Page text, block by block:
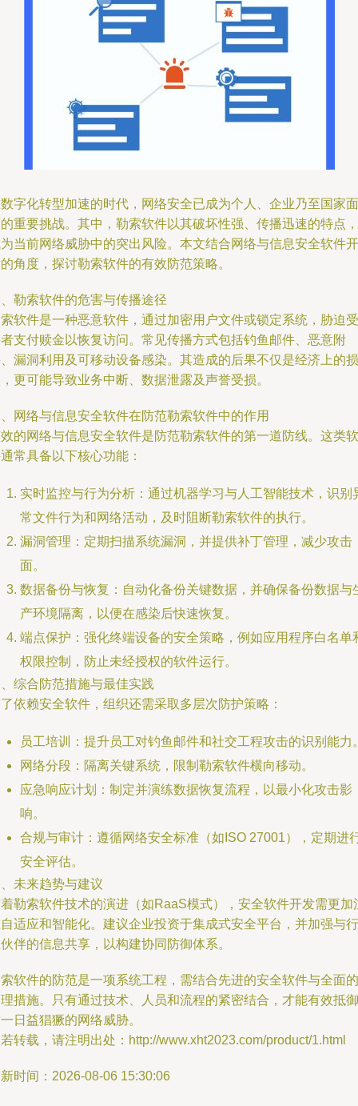
字化转型加速的时代，网络安全已成为个人、企业乃至国家面
重要挑战。其中，勒索软件以其破坏性强、传播迅速的特点，
当前网络威胁中的突出风险。本文结合网络与信息安全软件开
角度，探讨勒索软件的有效防范策略。
勒索软件的危害与传播途径
软件是一种恶意软件，通过加密用户文件或锁定系统，胁迫受
支付赎金以恢复访问。常见传播方式包括钓鱼邮件、恶意附
漏洞利用及可移动设备感染。其造成的后果不仅是经济上的损
更可能导致业务中断、数据泄露及声誉受损。
网络与信息安全软件在防范勒索软件中的作用
的网络与信息安全软件是防范勒索软件的第一道防线。这类软
常具备以下核心功能：
实时监控与行为分析：通过机器学习与人工智能技术，识别
常文件行为和网络活动，及时阻断勒索软件的执行。
漏洞管理：定期扫描系统漏洞，并提供补丁管理，减少攻击
面。
数据备份与恢复：自动化备份关键数据，并确保备份数据与
产环境隔离，以便在感染后快速恢复。
端点保护：强化终端设备的安全策略，例如应用程序白名单
权限控制，防止未经授权的软件运行。
综合防范措施与最佳实践
依赖安全软件，组织还需采取多层次防护策略：
员工培训：提升员工对钓鱼邮件和社交工程攻击的识别能力
网络分段：隔离关键系统，限制勒索软件横向移动。
应急响应计划：制定并演练数据恢复流程，以最小化攻击影
响。
合规与审计：遵循网络安全标准（如ISO 27001），定期进
安全评估。
未来趋势与建议
勒索软件技术的演进（如RaaS模式），安全软件开发需更加
适应和智能化。建议企业投资于集成式安全平台，并加强与行
伴的信息共享，以构建协同防御体系。
软件的防范是一项系统工程，需结合先进的安全软件与全面的
措施。只有通过技术、人员和流程的紧密结合，才能有效抵御
日益猖獗的网络威胁。
转载，请注明出处：http://www.xht2023.com/product/1.html
时间：2026-08-06 15:30:06